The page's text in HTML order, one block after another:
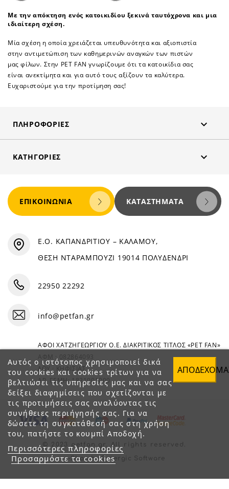
Με την απόκτηση ενός κατοικιδίου ξεκινά ταυτόχρονα και μια
ιδιαίτερη σχέση.
Μία σχέση η οποία χρειάζεται υπευθυνότητα και αξιοπιστία
στην αντιμετώπιση των καθημερινών αναγκών των πιστών
μας φίλων. Στην PET FAN γνωρίζουμε ότι τα κατοικίδια σας
είναι ανεκτίμητα και για αυτό τους αξίζουν τα καλύτερα.
Ευχαριστούμε για την προτίμηση σας!
ΠΛΗΡΟΦΟΡΊΕΣ 
ΚΑΤΗΓΟΡΊΕΣ 
Αυτός ο ιστότοπος χρησιμοποιεί δικά
του cookies και cookies τρίτων για να
βελτιώσει τις υπηρεσίες μας και να σας
δείξει διαφημίσεις που σχετίζονται με
τις προτιμήσεις σας αναλύοντας τις
συνήθειες περιήγησής σας. Για να
δώσετε τη συγκατάθεσή σας στη χρήση
του, πατήστε το κουμπί Αποδοχή.
Περισσότερες πληροφορίες
Προσαρμόστε τα cookies
ΕΠΙΚΟΙΝΩΝΊΑ ΚΑΤΑΣΤΉΜΑΤΑ
Ε.Ο. ΚΑΠΑΝΔΡΙΤΙΟΥ – ΚΑΛΑΜΟΥ,
ΘΕΣΗ ΝΤΑΡΑΜΠΟΥΖΙ 19014 ΠΟΛΥΔΕΝΔΡΙ
22950 22292
info@petfan.gr
ΑΦΟΙ ΧΑΤΖΗΓΕΩΡΓΙΟΥ Ο.Ε. ΔΙΑΚΡΙΤΙΚΟΣ ΤΙΤΛΟΣ «PET FAN»
ΑΦΜ : 082864093
ΔΟΥ : ΚΗΦΙΣΙΑΣ
ΑΡ. ΓΕΜΗ: 1821901000
© 2023 petfan.gr. All rights reserved.
e-Shop by Synergic Software